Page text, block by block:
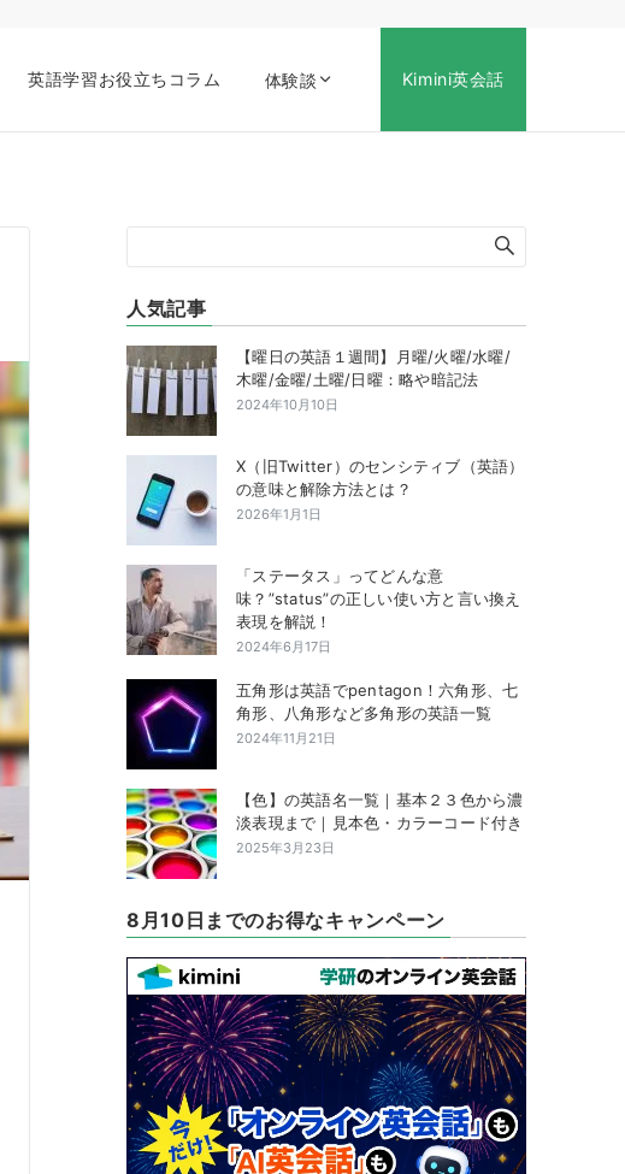
英語学習お役立ちコラム 体験談 Kimini英会話
人気記事
【曜日の英語１週間】月曜/火曜/水曜/
木曜/金曜/土曜/日曜：略や暗記法
2024年10月10日
X（旧Twitter）のセンシティブ（英語）
の意味と解除方法とは？
2026年1月1日
「ステータス」ってどんな意
味？”status”の正しい使い方と言い換え
表現を解説！
2024年6月17日
五角形は英語でpentagon！六角形、七
角形、八角形など多角形の英語一覧
2024年11月21日
【色】の英語名一覧｜基本２３色から濃
淡表現まで｜見本色・カラーコード付き
2025年3月23日
8月10日までのお得なキャンペーン